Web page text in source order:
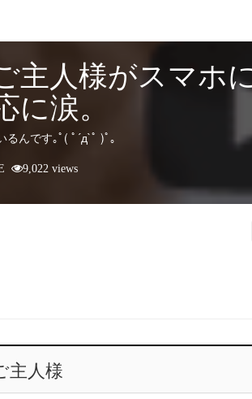
主人様がスマホ
に涙。
んです｡ﾟ( ﾟ´д`ﾟ )ﾟ｡
9,022 views
主人様